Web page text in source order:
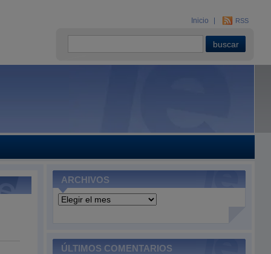
Inicio RSS
ARCHIVOS
Archivos
ÚLTIMOS COMENTARIOS